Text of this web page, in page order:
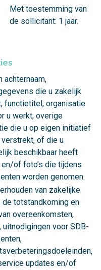
Met toestemming van
de sollicitant: 1 jaar.
achternaam,
die u zakelijk
functietitel, organisatie
u werkt, overige
die u op eigen initiatief
verstrekt, of die u
beschikbaar heeft
of foto’s die tijdens
worden genomen.
van zakelijke
de totstandkoming en
overeenkomsten,
uitnodigingen voor SDB-
updates en/of